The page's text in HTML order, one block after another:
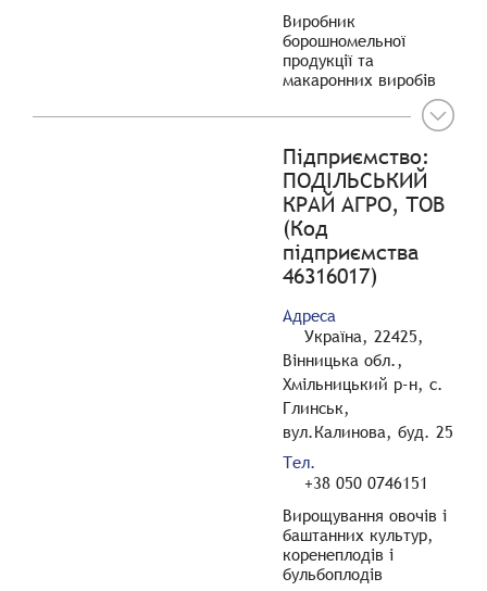
Виробник
борошномельної
продукції та
макаронних виробів
Підприємство:
ПОДІЛЬСЬКИЙ
КРАЙ АГРО, ТОВ
(Код
підприємства
46316017)
Адреса
Україна, 22425,
Вінницька обл.,
Хмільницький р-н, с.
Глинськ,
вул.Калинова, буд. 25
Тел.
+38 050 0746151
Вирощування овочів і
баштанних культур,
коренеплодів і
бульбоплодів